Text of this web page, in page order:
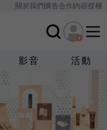
關於我們廣告合作內容授權
影音 活動